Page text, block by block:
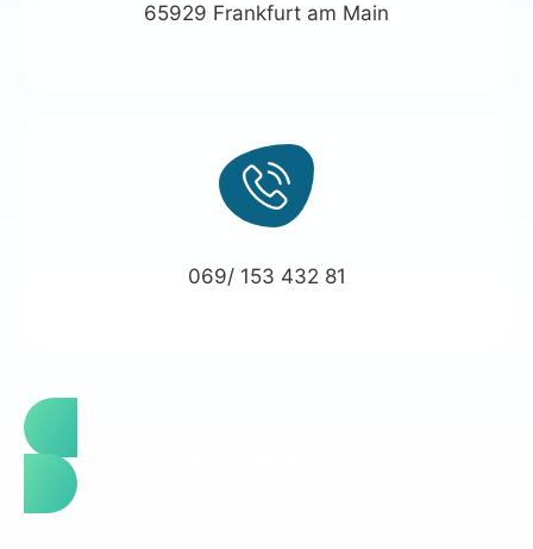
65929 Frankfurt am Main
069/ 153 432 81